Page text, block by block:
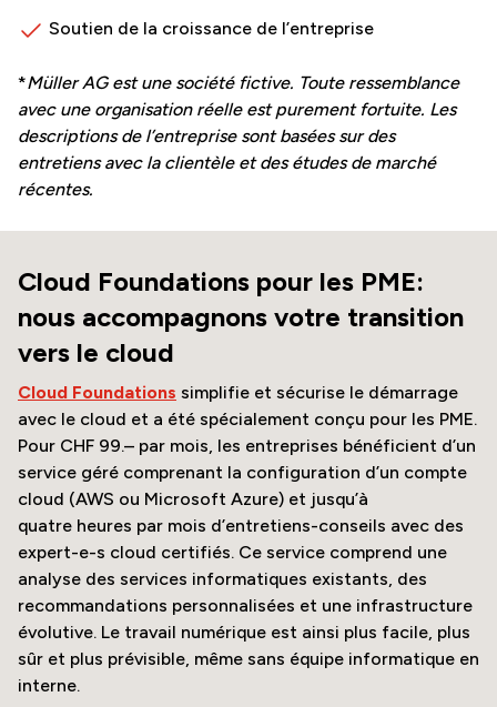
Soutien de la croissance de l’entreprise
*Müller AG est une société fictive. Toute ressemblance
avec une organisation réelle est purement fortuite. Les
descriptions de l’entreprise sont basées sur des
entretiens avec la clientèle et des études de marché
récentes.
Cloud Foundations pour les PME:
nous accompagnons votre transition
vers le cloud
Cloud Foundations simplifie et sécurise le démarrage
avec le cloud et a été spécialement conçu pour les PME.
Pour CHF 99.– par mois, les entreprises bénéficient d’un
service géré comprenant la configuration d’un compte
cloud (AWS ou Microsoft Azure) et jusqu’à
quatre heures par mois d’entretiens-conseils avec des
expert-e-s cloud certifiés. Ce service comprend une
analyse des services informatiques existants, des
recommandations personnalisées et une infrastructure
évolutive. Le travail numérique est ainsi plus facile, plus
sûr et plus prévisible, même sans équipe informatique en
interne.